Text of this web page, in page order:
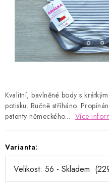
Kontakty Proč AMÁLKA?
Tabulka velikostí
Postup pro
Velkoobchod
Obchodní
Podmínky ochrany osobních
Kvalitní, bavlněné body s
potisku. Ručně stříháno.
patenty německého... Více
Varianta: